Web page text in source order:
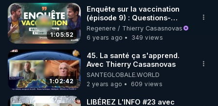
👉 Pour retrouver Thierry Casasnovas :
• Le site RGNR : https://www.rgnr.tv
• Odysee : https://odysee.com/@thierry-
casasnovas-rgnr:7
• Facebook : https://m.facebook.com/thierry.rgnr
• Twitter (X) : https://twitter.com/ThierryRegenere
• YouTube :
https://m.youtube.com/c/RegenereThierryCasasno
1:05:52
Enquête sur la vaccination
(épisode 9) : Questions-
réponses et corrections
Regenere / Thierry Casasnovas
6 years ago
349 views
1:02:42
45. La santé ça s'apprend.
Avec Thierry Casasnovas
SANTEGLOBALE.WORLD
2 years ago
609 views
LIBÉREZ L'INFO #23 avec